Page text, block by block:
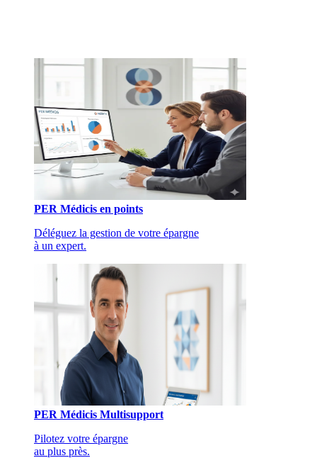
PER Médicis en points
Déléguez la gestion de votre épargne
à un expert.
PER Médicis Multisupport
Pilotez votre épargne
au plus près.